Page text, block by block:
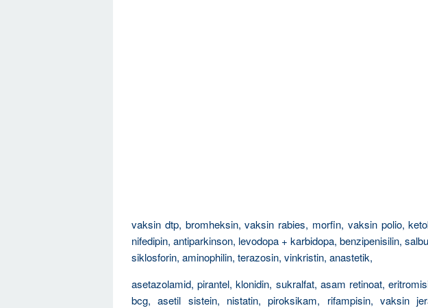
vaksin dtp, bromheksin, vaksin rabies, morfin, vaksin polio,
nifedipin, antiparkinson, levodopa + karbidopa, benzipenisilin,
siklosforin, aminophilin, terazosin, vinkristin, anastetik,
asetazolamid, pirantel, klonidin, sukralfat, asam retinoat,
bcg, asetil sistein, nistatin, piroksikam, rifampisin, vaksin